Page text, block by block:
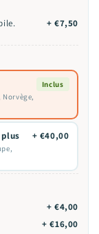
+ €7,50
Inclus
plus + €40,00
+ €4,00
+ €16,00